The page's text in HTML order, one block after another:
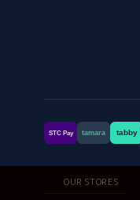
tabby
tamara
STC Pay
OUR STORES